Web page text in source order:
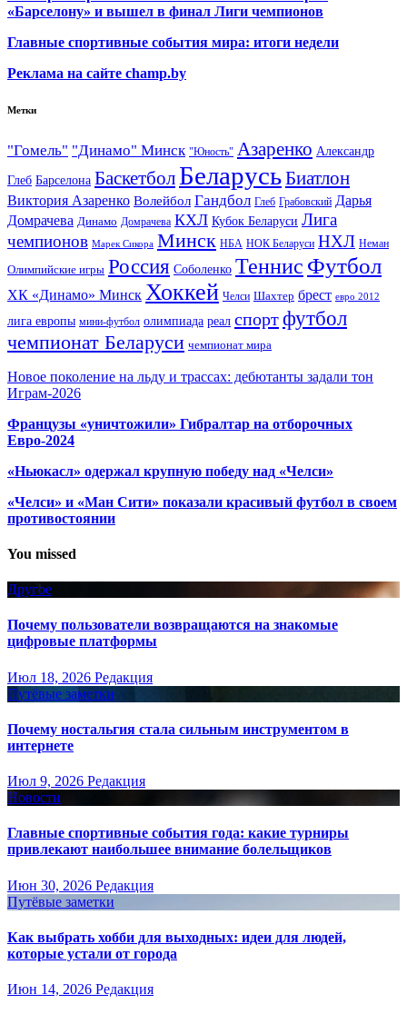
«Барселону» и вышел в финал Лиги чемпионов
Главные спортивные события мира: итоги недели
Реклама на сайте champ.by
Метки
"Гомель" "Динамо" Минск "Юность" Азаренко Александр
Глеб Барселона Баскетбол БеларусьБиатлон
Виктория Азаренко Волейбол Гандбол Глеб Грабовский Дарья
Домрачева Динамо Домрачева КХЛ Кубок Беларуси Лига
чемпионов Марек Сикора Минск НБА НОК Беларуси НХЛ Неман
Олимпийские игры Россия Соболенко Теннис Футбол
ХК «Динамо» Минск Хоккей Челси Шахтер брест евро 2012
лига европы мини-футбол олимпиада реал спортфутбол
чемпионат Беларуси чемпионат мира
Новое поколение на льду и трассах: дебютанты задали тон
Играм-2026
Французы «уничтожили» Гибралтар на отборочных
Евро-2024
«Ньюкасл» одержал крупную победу над «Челси»
«Челси» и «Ман Сити» показали красивый футбол в своем
противостоянии
You missed
Другое
Почему пользователи возвращаются на знакомые
цифровые платформы
Июл 18, 2026 Редакция
Путёвые заметки
Почему ностальгия стала сильным инструментом в
интернете
Июл 9, 2026 Редакция
Новости
Главные спортивные события года: какие турниры
привлекают наибольшее внимание болельщиков
Июн 30, 2026 Редакция
Путёвые заметки
Как выбрать хобби для выходных: идеи для людей,
которые устали от города
Июн 14, 2026 Редакция